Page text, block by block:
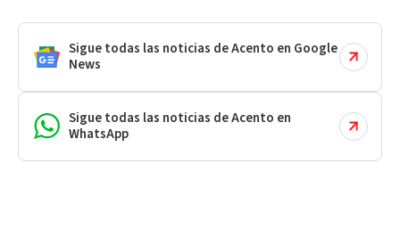
Sigue todas las noticias de Acento en Google
News
Sigue todas las noticias de Acento en
WhatsApp